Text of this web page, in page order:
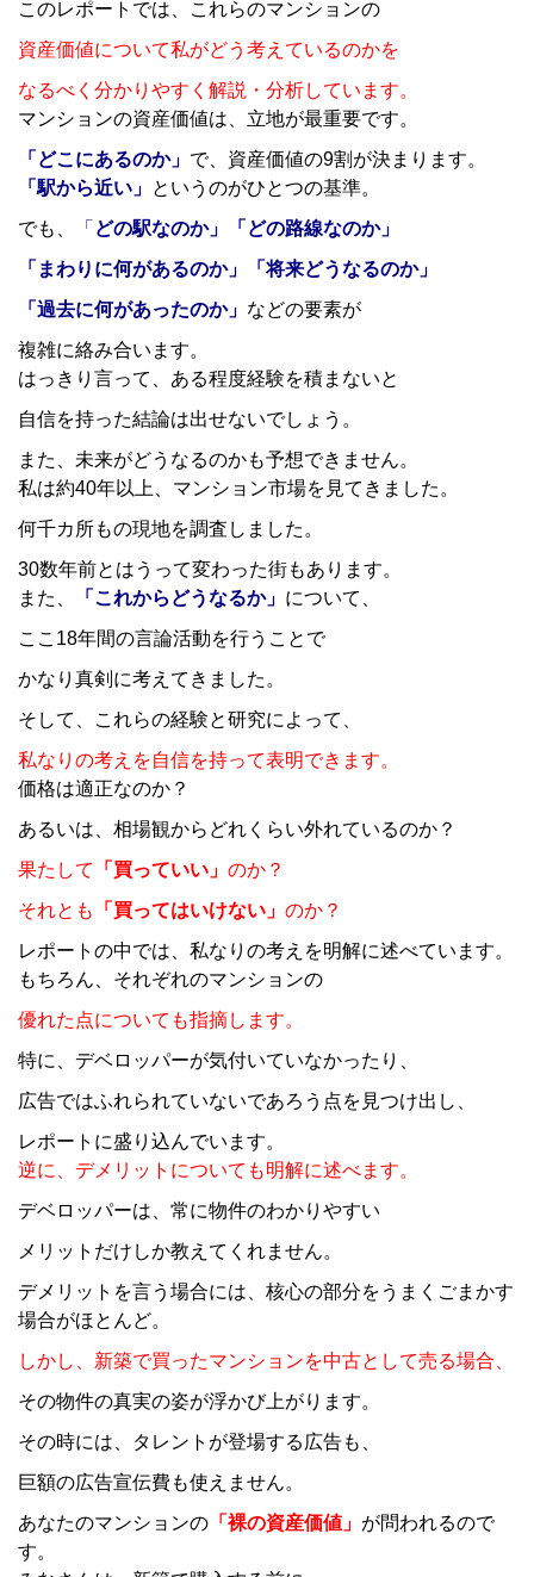
このレポートでは、これらのマンションの
資産価値について私がどう考えているのかを
なるべく分かりやすく解説・分析しています。
マンションの資産価値は、立地が最重要です。
「どこにあるのか」 で、資産価値の9割が決まります。
「駅から近い」 というのがひとつの基準。
でも、
「 どの駅なのか」「どの路線なのか」
「まわりに何があるのか」「将来どうなるのか」
「過去に何があったのか」 などの要素が
複雑に絡み合います。
はっきり言って、ある程度経験を積まないと
自信を持った結論は出せないでしょう。
また、未来がどうなるのかも予想できません。
私は約40年以上、マンション市場を見てきました。
何千カ所もの現地を調査しました。
30数年前とはうって変わった街もあります。
また、
「これからどうなるか」 について、
ここ18年間の言論活動を行うことで
かなり真剣に考えてきました。
そして、これらの経験と研究によって、
私なりの考えを自信を持って表明できます。
価格は適正なのか？
あるいは、相場観からどれくらい外れているのか？
果たして
「買っていい」 のか？
それとも
「買ってはいけない」 のか？
レポートの中では、私なりの考えを明解に述べています。
もちろん、それぞれのマンションの
優れた点についても指摘します。
特に、デベロッパーが気付いていなかったり、
広告ではふれられていないであろう点を見つけ出し、
レポートに盛り込んでいます。
逆に、デメリットについても明解に述べます。
デベロッパーは、常に物件のわかりやすい
メリットだけしか教えてくれません。
デメリットを言う場合には、核心の部分をうまくごまかす
場合がほとんど。
しかし、新築で買ったマンションを中古として売る場合、
その物件の真実の姿が浮かび上がります。
その時には、タレントが登場する広告も、
巨額の広告宣伝費も使えません。
あなたのマンションの 「裸の資産価値」 が問われるので
す。